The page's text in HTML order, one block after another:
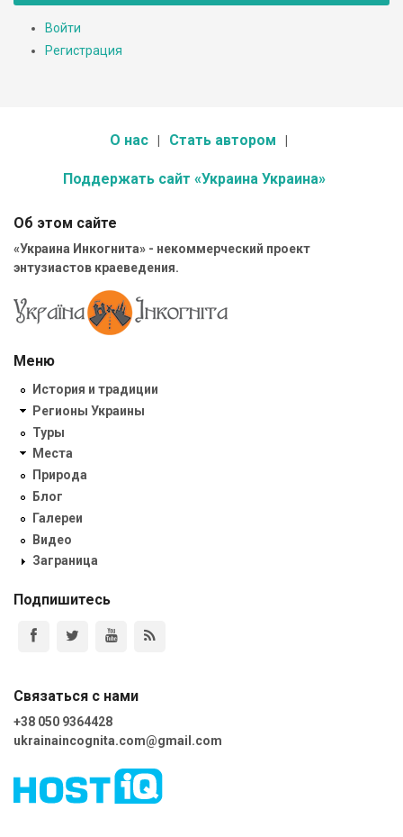
Войти
Регистрация
О нас Стать автором
Поддержать сайт «Украина Украина»
Об этом сайте
«Украина Инкогнита» - некоммерческий проект
энтузиастов краеведения.
Меню
История и традиции
Регионы Украины
Туры
Места
Природа
Блог
Галереи
Видео
Заграница
Подпишитесь
Связаться с нами
+38 050 9364428
ukrainaincognita.com@gmail.com